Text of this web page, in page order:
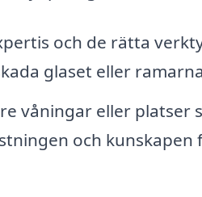
och de rätta
glaset eller
våningar eller platser
och kunskapen